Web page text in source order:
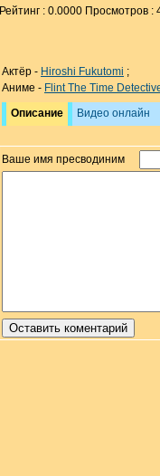
Рейтинг : 0.0000 Просмотров :
Актёр - Hiroshi Fukutomi ;
Аниме - Flint The Time
Описание
Видео онлайн
Ваше имя пресводиним